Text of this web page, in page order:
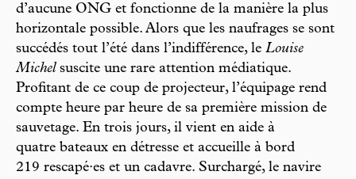
d’aucune ONG et fonctionne de la manière la plus
horizontale possible. Alors que les naufrages se sont
succédés tout l’été dans l’indifférence, le Louise
Michel suscite une rare attention médiatique.
Profitant de ce coup de projecteur, l’équipage rend
compte heure par heure de sa première mission de
sauvetage. En trois jours, il vient en aide à
quatre bateaux en détresse et accueille à bord
219 rescapé·es et un cadavre. Surchargé, le navire